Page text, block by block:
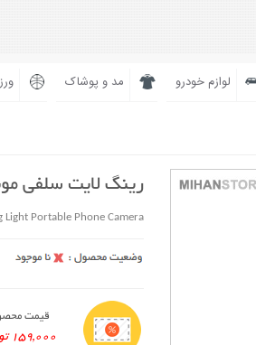
لوازم خودرو مد و پوشاک
رینگ لایت سلفی
Light Portable Phone Camera
قیمت
159,000 تومان